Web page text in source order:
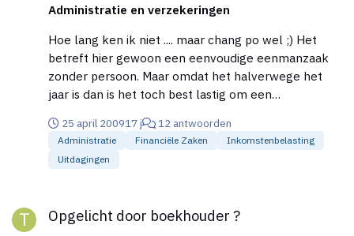
Administratie en verzekeringen
Hoe lang ken ik niet .... maar chang po wel ;) Het
betreft hier gewoon een eenvoudige eenmanzaak
zonder persoon. Maar omdat het halverwege het
jaar is dan is het toch best lastig om een
25 april 200917 j 12 antwoorden
Administratie Financiële Zaken
Inkomstenbelasting
Uitdagingen
Opgelicht door boekhouder ?